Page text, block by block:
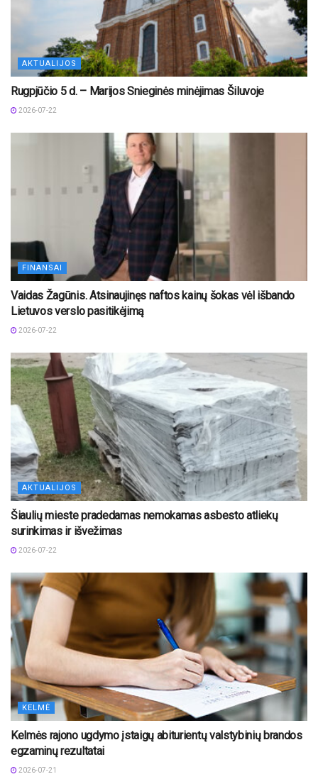
AKTUALIJOS
Rugpjūčio 5 d. – Marijos Snieginės minėjimas Šiluvoje
2026-07-22
FINANSAI
Vaidas Žagūnis. Atsinaujinęs naftos kainų šokas vėl išbando
Lietuvos verslo pasitikėjimą
2026-07-22
AKTUALIJOS
Šiaulių mieste pradedamas nemokamas asbesto atliekų
surinkimas ir išvežimas
2026-07-22
KELMĖ
Kelmės rajono ugdymo įstaigų abiturientų valstybinių brandos
egzaminų rezultatai
2026-07-21